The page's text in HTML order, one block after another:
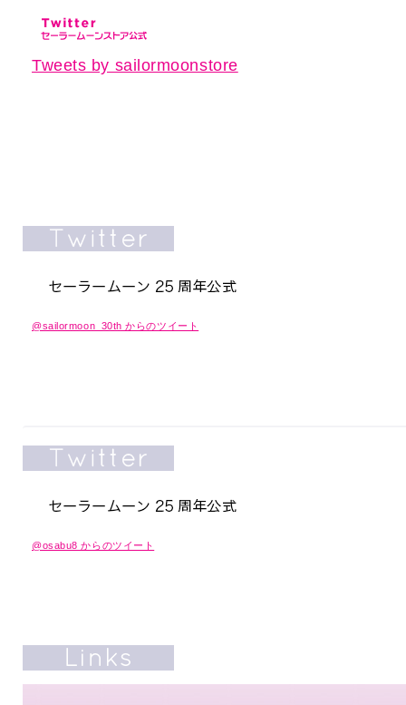
Tweets by sailormoonstore
@sailormoon_30th からのツイート
@osabu8 からのツイート